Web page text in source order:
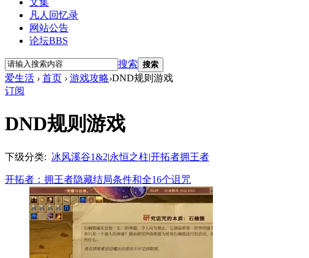
文集
凡人回忆录
网站公告
论坛BBS
搜索 搜索
爱生活 › 首页 › 游戏攻略›DND规则游戏
订阅
DND规则游戏
下级分类: 冰风溪谷1&2|永恒之柱|开拓者拥王者
开拓者：拥王者隐藏结局条件和全16个诅咒